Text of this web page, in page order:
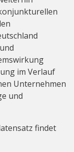
im Verlauf
Unternehmen
und
findet